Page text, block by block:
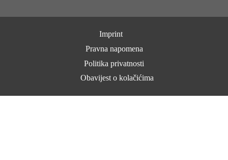
Imprint
Pravna napomena
Politika privatnosti
Obavijest o kolačićima